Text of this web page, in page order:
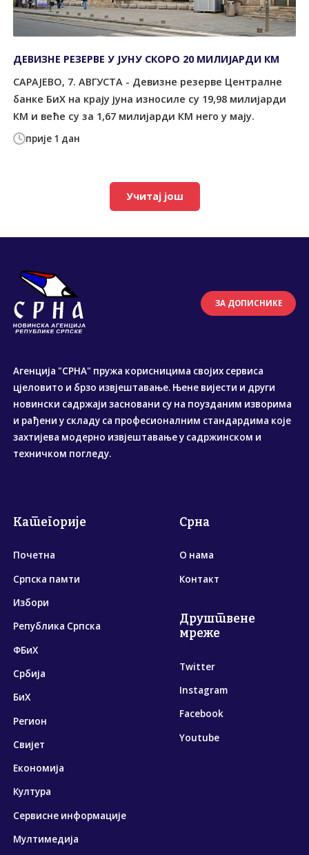
прије 1 дан
ДЕВИЗНЕ РЕЗЕРВЕ У ЈУНУ СКОРО 20 МИЛИЈАРДИ КМ
САРАЈЕВО, 7. АВГУСТА - Девизне резерве Централне
банке БиХ на крају јуна износиле су 19,98 милијарди
КМ и веће су за 1,67 милијарди КМ него у мају.
Учитај још
ЗА ДОПИСНИКЕ
Агенција "СРНА" пружа корисницима својих сервиса
цјеловито и брзо извјештавање. Њене вијести и други
новински садржаји засновани су на поузданим изворима
и рађени у складу са професионалним стандардима које
захтијева модерно извјештавање у садржинском и
техничком погледу.
Категорије
Почетна
Српска памти
Избори
Република Српска
ФБиХ
Србија
БиХ
Регион
Свијет
Економија
Култура
Сервисне информације
Мултимедија
Срна
О нама
Контакт
Друштвене
мреже
Twitter
Instagram
Facebook
Youtube